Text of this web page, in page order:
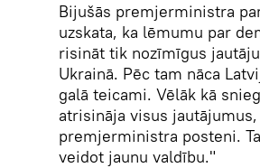
Bijušās premjerministra
uzskata, ka lēmumu par
risināt tik nozīmīgus
Ukrainā. Pēc tam nāca
galā teicami. Vēlāk kā
atrisināja visus
premjerministra posteni.
veidot jaunu valdību."